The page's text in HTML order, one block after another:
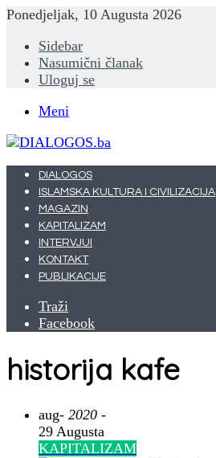
Ponedjeljak, 10 Augusta 2026
Sidebar
Nasumični članak
Uloguj se
Meni
DIALOGOS
ISLAMSKA KULTURA I CIVILIZACIJA
MAGAZIN
KAPITALIZAM
INTERVJUI
KONTAKT
PUBLIKACIJE
Traži
Facebook
historija kafe
aug- 2020 -
29 Augusta
KAPITALIZAM